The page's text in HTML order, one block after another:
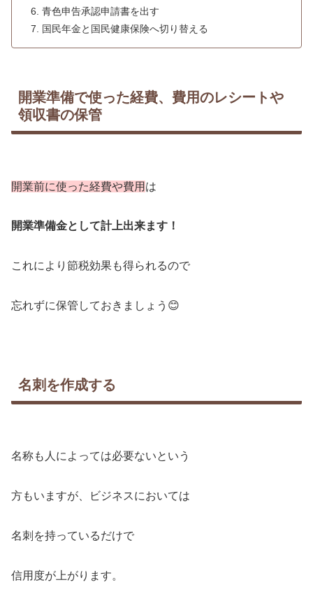
青色申告承認申請書を出す
国民年金と国民健康保険へ切り替える
開業準備で使った経費、費用のレシートや
領収書の保管
開業前に使った経費や費用 は
開業準備金として計上出来ます！
これにより節税効果も得られるので
忘れずに保管しておきましょう😊
名刺を作成する
名称も人によっては必要ないという
方もいますが、ビジネスにおいては
名刺を持っているだけで
信用度が上がります。